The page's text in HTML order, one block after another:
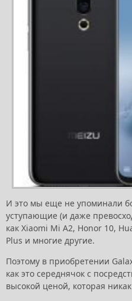
И это мы еще не упоминали
уступающие (и даже
как Xiaomi Mi A2, Honor 10,
Plus и многие другие.
Поэтому в приобретении
как это середнячок с
высокой ценой, которая